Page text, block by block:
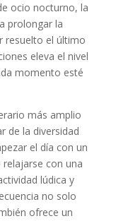
ocio nocturno, la
prolongar la
resuelto el último
eleva el nivel
momento esté
más amplio
de la diversidad
el día con un
con una
lúdica y
no solo
ofrece un